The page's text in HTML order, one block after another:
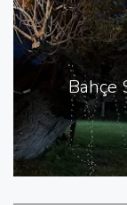
Bahçe